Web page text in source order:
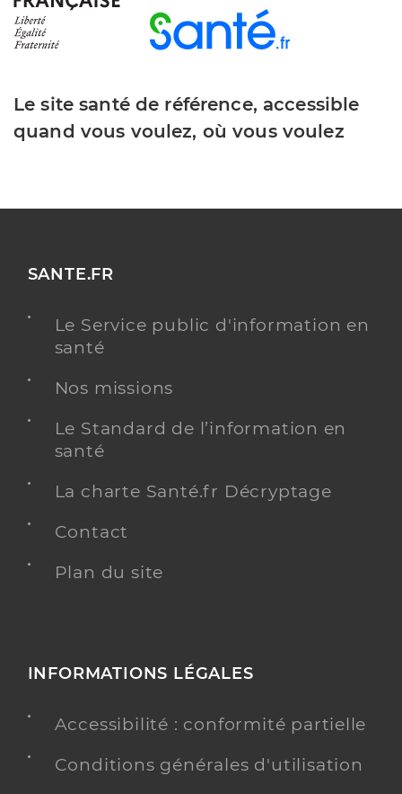
Le site santé de référence, accessible
quand vous voulez, où vous voulez
SANTE.FR
Le Service public d'information en
santé
Nos missions
Le Standard de l’information en
santé
La charte Santé.fr Décryptage
Contact
Plan du site
INFORMATIONS LÉGALES
Accessibilité : conformité partielle
Conditions générales d'utilisation